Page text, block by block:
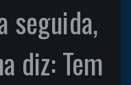
seguida,
diz: Tem